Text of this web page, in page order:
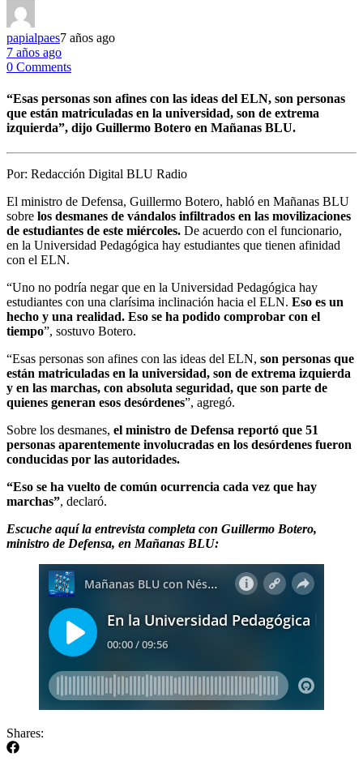
papialpaes7 años ago
7 años ago
0 Comments
“Esas personas son afines con las ideas del ELN, son personas
que están matriculadas en la universidad, son de extrema
izquierda”, dijo Guillermo Botero en Mañanas BLU.
Por: Redacción Digital BLU Radio
El ministro de Defensa, Guillermo Botero, habló en Mañanas BLU
sobre los desmanes de vándalos infiltrados en las movilizaciones
de estudiantes de este miércoles. De acuerdo con el funcionario,
en la Universidad Pedagógica hay estudiantes que tienen afinidad
con el ELN.
“Uno no podría negar que en la Universidad Pedagógica hay
estudiantes con una clarísima inclinación hacia el ELN. Eso es un
hecho y una realidad. Eso se ha podido comprobar con el
tiempo”, sostuvo Botero.
“Esas personas son afines con las ideas del ELN, son personas que
están matriculadas en la universidad, son de extrema izquierda
y en las marchas, con absoluta seguridad, que son parte de
quienes generan esos desórdenes”, agregó.
Sobre los desmanes, el ministro de Defensa reportó que 51
personas aparentemente involucradas en los desórdenes fueron
conducidas por las autoridades.
“Eso se ha vuelto de común ocurrencia cada vez que hay
marchas”, declaró.
Escuche aquí la entrevista completa con Guillermo Botero,
ministro de Defensa, en Mañanas BLU:
Shares: